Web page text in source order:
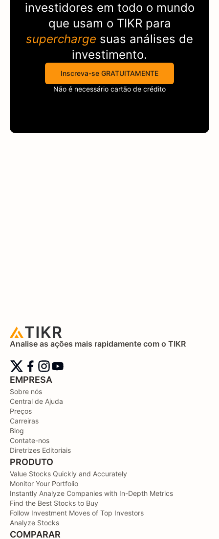
investidores em todo o mundo
que usam o TIKRpara
supercharge suas análises de
investimento.
Inscreva-se GRATUITAMENTE
Não é necessário cartão de crédito
Analise as ações mais rapidamente com o TIKR
EMPRESA
Sobre nós
Central de Ajuda
Preços
Carreiras
Blog
Contate-nos
Diretrizes Editoriais
PRODUTO
Value Stocks Quickly and Accurately
Monitor Your Portfolio
Instantly Analyze Companies with In-Depth Metrics
Find the Best Stocks to Buy
Follow Investment Moves of Top Investors
Analyze Stocks
COMPARAR